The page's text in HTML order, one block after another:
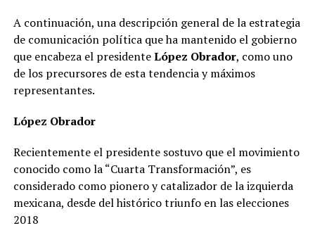
A continuación, una descripción general de la estrategia
de comunicación política que ha mantenido el gobierno
que encabeza el presidenteLópez Obrador, como uno
de los precursores de esta tendencia y máximos
representantes.
López Obrador
Recientemente el presidente sostuvo que el movimiento
conocido como la “Cuarta Transformación”, es
considerado como pionero y catalizador de la izquierda
mexicana, desde del histórico triunfo en las elecciones
2018